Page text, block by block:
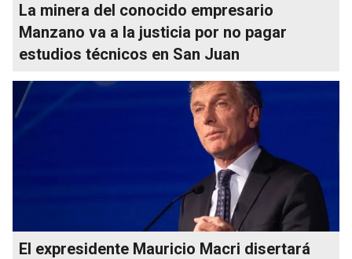
La minera del conocido empresario
Manzano va a la justicia por no pagar
estudios técnicos en San Juan
El expresidente Mauricio Macri disertará